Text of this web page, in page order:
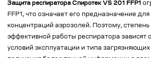
Защита респиратора Спиротек VS 201 FFP1
FFP1, что означает его предназначение
концентраций аэрозолей. Поэтому,
эффективной работы респиратора зависят
условий эксплуатации и типа